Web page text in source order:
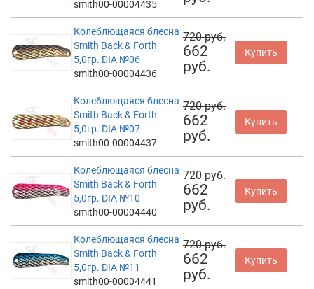
smith00-00004435
Колеблющаяся блесна
Smith Back & Forth
5,0гр. DIA №06
smith00-00004436
720 руб.
662
руб.
Купить
Колеблющаяся блесна
Smith Back & Forth
5,0гр. DIA №07
smith00-00004437
720 руб.
662
руб.
Купить
Колеблющаяся блесна
Smith Back & Forth
5,0гр. DIA №10
smith00-00004440
720 руб.
662
руб.
Купить
Колеблющаяся блесна
Smith Back & Forth
5,0гр. DIA №11
smith00-00004441
720 руб.
662
руб.
Купить